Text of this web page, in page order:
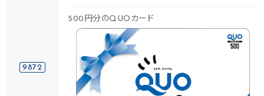
9872
500円分のQUOカード